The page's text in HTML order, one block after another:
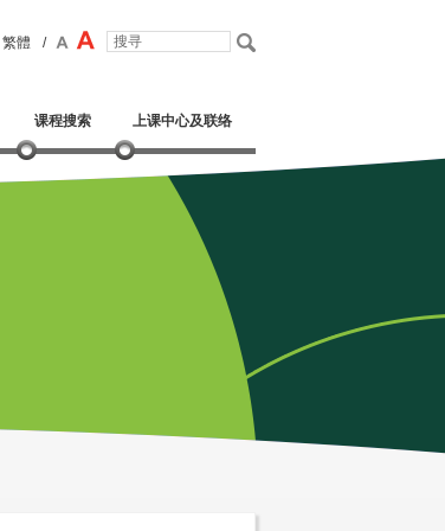
繁體 /
课程搜索 上课中心及联络